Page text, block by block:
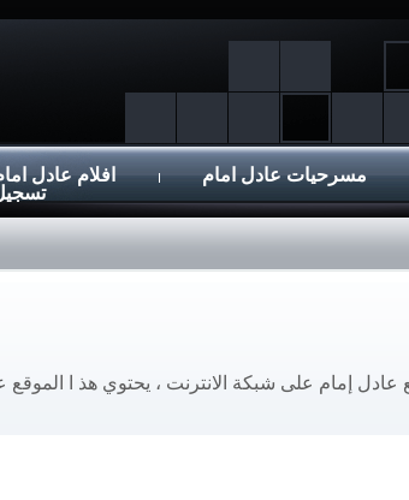
افلام عادل مسرحيات عادل امام
إمام على شبكة الانترنت ، يحتوي هذ ا